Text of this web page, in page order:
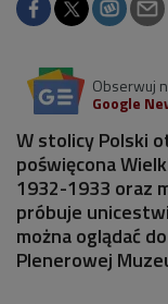
Obserwuj
Google
W stolicy Polski
poświęcona
1932-1933 oraz
próbuje
można oglądać
Plenerowej